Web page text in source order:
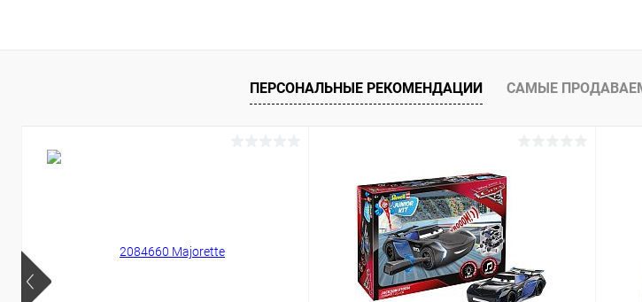
Купить в 1 клик Сравнение Купить в 1 клик Сравнение
В избранное В наличии
ПЕРСОНАЛЬНЫЕ РЕКОМЕНДАЦИИ САМЫЕ